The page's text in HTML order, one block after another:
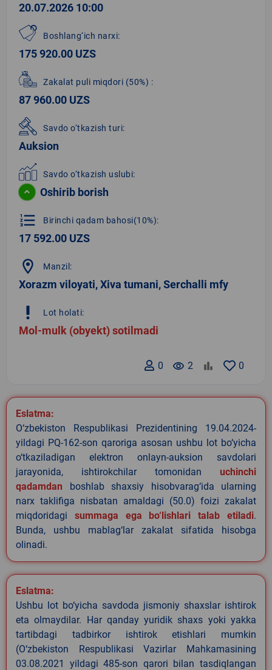
20.07.2026 10:00
Boshlang‘ich narxi:
175 920.00 UZS
Zakalat puli miqdori (50%) :
87 960.00 UZS
Savdo o‘tkazish turi:
Auksion
Savdo o‘tkazish uslubi:
Oshirib borish
format_list_numbered Birinchi qadam bahosi(10%):
17 592.00 UZS
location_on Manzil:
Xorazm viloyati, Xiva tumani, Serchalli mfy
priority_high Lot holati:
Mol-mulk (obyekt) sotilmadi
0
remove_red_eye 2
0
Eslatma:
O‘zbekiston Respublikasi Prezidentining 19.04.2024-
yildagi PQ-162-son qaroriga asosan ushbu lot bo‘yicha
o‘tkaziladigan elektron onlayn-auksion savdolari
jarayonida, ishtirokchilar tomonidan uchinchi
qadamdan boshlab shaxsiy hisobvarag‘ida ularning
narx taklifiga nisbatan amaldagi (50.0) foizi zakalat
miqdoridagi summaga ega bo‘lishlari talab etiladi.
Bunda, ushbu mablag‘lar zakalat sifatida hisobga
olinadi.
Eslatma:
Ushbu lot bo‘yicha savdoda jismoniy shaxslar ishtirok
eta olmaydilar. Har qanday yuridik shaxs yoki yakka
tartibdagi tadbirkor ishtirok etishlari mumkin
(O‘zbekiston Respublikasi Vazirlar Mahkamasining
03.08.2021 yildagi 485-son qarori bilan tasdiqlangan